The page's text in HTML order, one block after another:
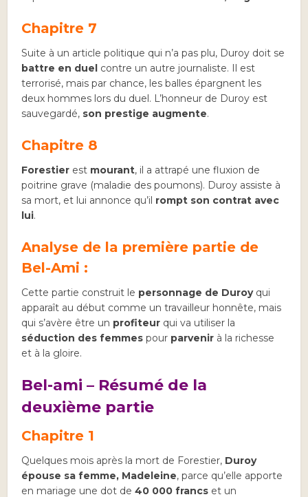
Chapitre 7
Suite à un article politique qui n’a pas plu, Duroy doit se
battre en duel contre un autre journaliste. Il est
terrorisé, mais par chance, les balles épargnent les
deux hommes lors du duel. L’honneur de Duroy est
sauvegardé, son prestige augmente.
Chapitre 8
Forestier est mourant, il a attrapé une fluxion de
poitrine grave (maladie des poumons). Duroy assiste à
sa mort, et lui annonce qu’il rompt son contrat avec
lui.
Analyse de la première partie de
Bel-Ami :
Cette partie construit le personnage de Duroyqui
apparaît au début comme un travailleur honnête, mais
qui s’avère être un profiteur qui va utiliser la
séduction des femmes pour parvenir à la richesse
et à la gloire.
Bel-ami – Résumé de la
deuxième partie
Chapitre 1
Quelques mois après la mort de Forestier, Duroy
épouse sa femme, Madeleine, parce qu’elle apporte
en mariage une dot de 40 000 francs et un